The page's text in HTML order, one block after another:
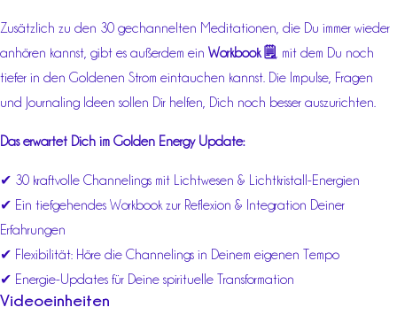
Zusätzlich zu den 30 gechannelten Meditationen, die Du immer wieder
anhören kannst, gibt es außerdem ein Workbook 🗒️, mit dem Du noch
tiefer in den Goldenen Strom eintauchen kannst. Die Impulse, Fragen
und Journaling Ideen sollen Dir helfen, Dich noch besser auszurichten.
Das erwartet Dich im Golden Energy Update:
✔ 30 kraftvolle Channelings mit Lichtwesen & Lichtkristall-Energien
✔ Ein tiefgehendes Workbook zur Reflexion & Integration Deiner
Erfahrungen
✔ Flexibilität: Höre die Channelings in Deinem eigenen Tempo
✔ Energie-Updates für Deine spirituelle Transformation
Videoeinheiten